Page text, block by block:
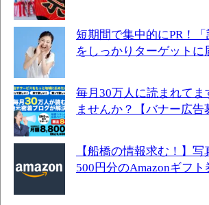
短期間で集中的にPR！
をしっかりターゲットに
毎月30万人に読まれて
ませんか？【バナー広告
【船橋の情報求む！】
500円分のAmazonギフ